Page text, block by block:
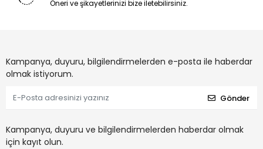
Öneri ve şikayetlerinizi bize iletebilirsiniz.
Kampanya, duyuru, bilgilendirmelerden e-posta ile haberdar
olmak istiyorum.
Gönder
Kampanya, duyuru ve bilgilendirmelerden haberdar olmak
için kayıt olun.